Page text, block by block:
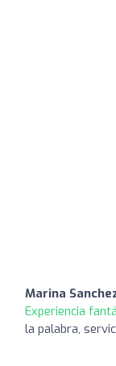
Marina
Experiencia
la palabra,